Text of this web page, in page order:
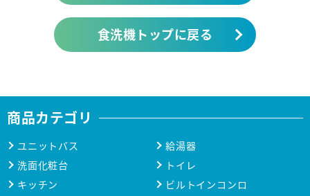
食洗機トップに戻る
商品カテゴリ
ユニットバス
給湯器
洗面化粧台
トイレ
キッチン
ビルトインコンロ